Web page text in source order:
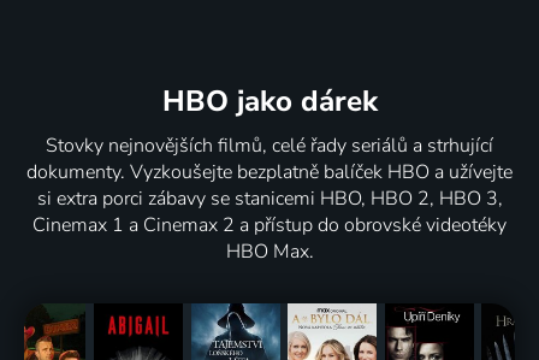
HBO jako dárek
Stovky nejnovějších filmů, celé řady seriálů a strhující
dokumenty. Vyzkoušejte bezplatně balíček HBO a užívejte
si extra porci zábavy se stanicemi HBO, HBO 2, HBO 3,
Cinemax 1 a Cinemax 2 a přístup do obrovské videotéky
HBO Max.